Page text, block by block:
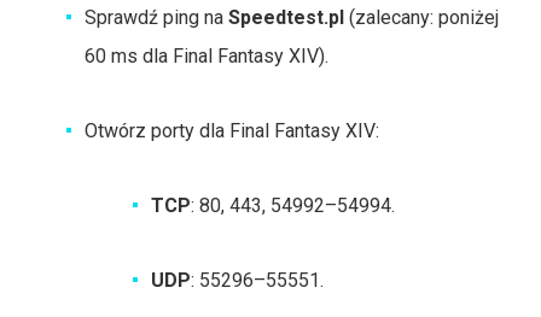
Sprawdź ping na Speedtest.pl (zalecany: poniżej
60 ms dla Final Fantasy XIV).
Otwórz porty dla Final Fantasy XIV:
TCP: 80, 443, 54992–54994.
UDP: 55296–55551.